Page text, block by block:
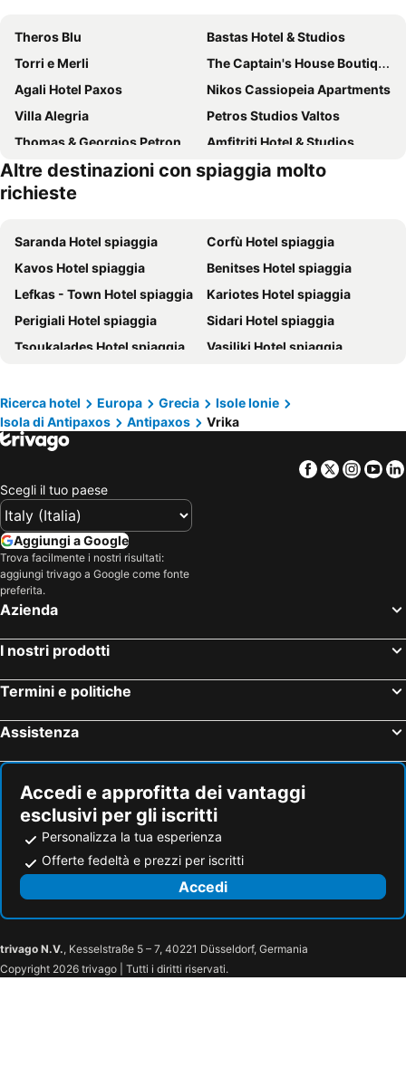
Theros Blu
Bastas Hotel & Studios
Torri e Merli
The Captain's House Boutique Hotel
Agali Hotel Paxos
Nikos Cassiopeia Apartments
Villa Alegria
Petros Studios Valtos
Thomas & Georgios Petronakos Rooms
Amfitriti Hotel & Studios
Blue Horizon
San Giorgio
Olympia Paxos Villas & Apartments
Eleni Cottage In Paxi
Altre destinazioni con spiaggia molto
richieste
Saranda Hotel spiaggia
Corfù Hotel spiaggia
Kavos Hotel spiaggia
Benitses Hotel spiaggia
Lefkas - Town Hotel spiaggia
Kariotes Hotel spiaggia
Perigiali Hotel spiaggia
Sidari Hotel spiaggia
Tsoukalades Hotel spiaggia
Vasiliki Hotel spiaggia
Paleokastritsa Hotel spiaggia
Acharavi Hotel spiaggia
Moraitika Hotel spiaggia
Dassia Hotel spiaggia
Gouvia Hotel spiaggia
Lefkimi Hotel spiaggia
Parga Hotel spiaggia
Kato Korakiana Hotel spiaggia
Igoumenitsa Hotel spiaggia
Agios Nikitas Hotel spiaggia
Preveza Hotel spiaggia
Kanoni Hotel spiaggia
Nydri Hotel spiaggia
Apraos Hotel spiaggia
Komeno Hotel spiaggia
Geni Hotel spiaggia
Ricerca hotel Europa Grecia
Isole Ionie
Isola di Antipaxos
Antipaxos Vrika
Facebook
Twitter
Scegli il tuo paese
Aggiungi a Google
Trova facilmente i nostri risultati:
aggiungi trivago a Google come fonte
preferita.
Azienda
I nostri prodotti
Termini e politiche
Assistenza
Accedi e approfitta dei vantaggi
esclusivi per gli iscritti
Personalizza la tua esperienza
Offerte fedeltà e prezzi per iscritti
Accedi
trivago N.V., Kesselstraße 5 – 7, 40221 Düsseldorf, Germania
Copyright 2026 trivago | Tutti i diritti riservati.